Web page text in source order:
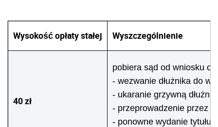
Wysokość opłaty stałej Wyszczególnienie
40 zł
pobiera sąd od wniosku o:
- wezwanie dłużnika do
- ukaranie grzywną
- przeprowadzenie przez
- ponowne wydanie tytułu